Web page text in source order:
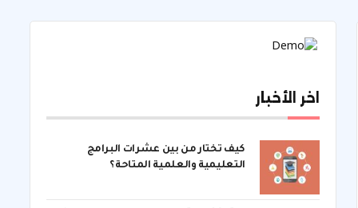
اخر الأخبار
كيف تختار من بين عشرات البرامج
التعليمية والعلمية المتاحة؟